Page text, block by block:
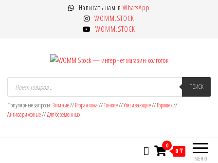
Написать нам в WhatsApp
WOMM.STOCK
WOMM.STOCK
WOMM Stock — интернет магазин
колготок
Колготки MANZI, Naja Street тонкие,
фантазийные, чулки, лосины
Поиск
товаров ПОИСК
Популярные запросы:Зимние//Вторая кожа//Тонкие//Утягивающие//Горошек//
Антиварикозные//Для беременных
МЕНЮ
0
0 ₸